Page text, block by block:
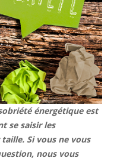
énergétique est
se saisir les
Si vous ne vous
nous vous